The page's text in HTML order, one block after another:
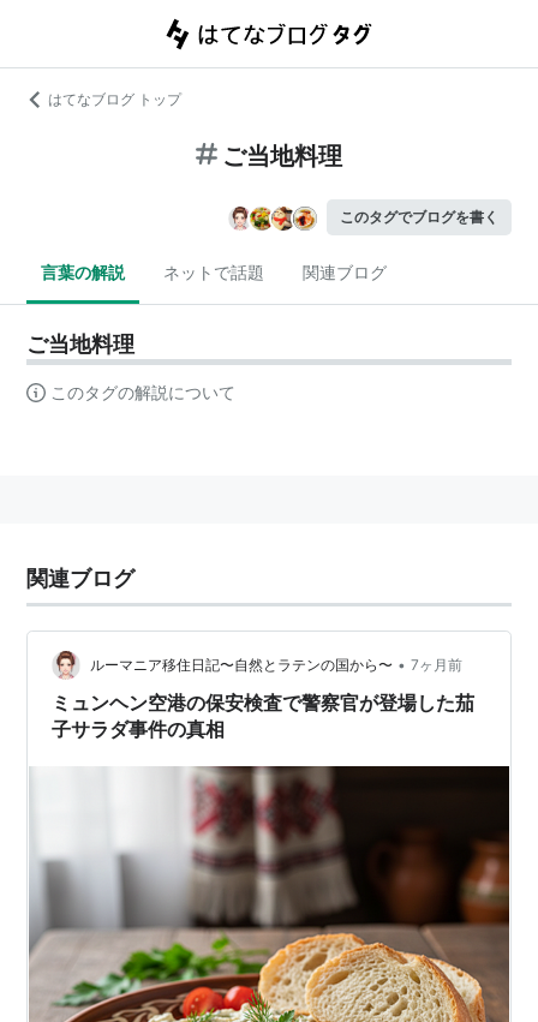
はてなブログ トップ
ご当地料理
このタグでブログを書く
言葉の解説 ネットで話題 関連ブログ
ご当地料理
このタグの解説について
関連ブログ
ルーマニア移住日記〜自然とラテンの国から〜 • 7ヶ月前
ミュンヘン空港の保安検査で警察官が登場した茄
子サラダ事件の真相